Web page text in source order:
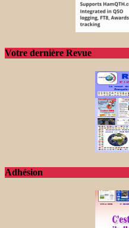
Votre dernière Revue
Adhésion